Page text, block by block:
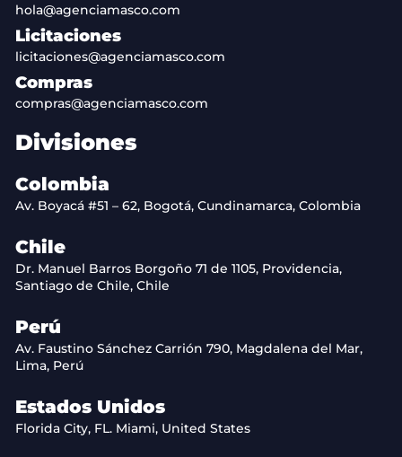
hola@agenciamasco.com
Licitaciones
licitaciones@agenciamasco.com
Compras
compras@agenciamasco.com
Divisiones
Colombia
Av. Boyacá #51 – 62, Bogotá, Cundinamarca, Colombia
Chile
Dr. Manuel Barros Borgoño 71 de 1105, Providencia,
Santiago de Chile, Chile
Perú
Av. Faustino Sánchez Carrión 790, Magdalena del Mar,
Lima, Perú
Estados Unidos
Florida City, FL. Miami, United States